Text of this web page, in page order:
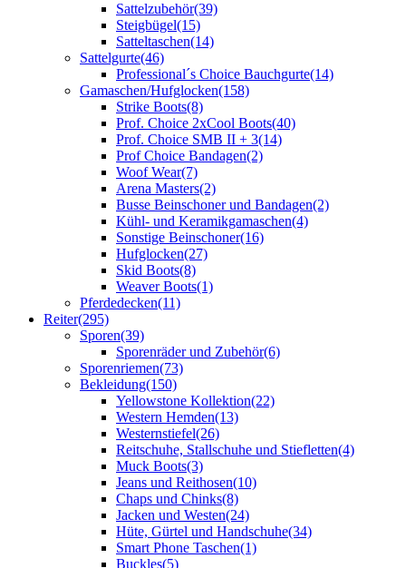
Sattelzubehör(39)
Steigbügel(15)
Satteltaschen(14)
Sattelgurte(46)
Professional´s Choice Bauchgurte(14)
Gamaschen/Hufglocken(158)
Strike Boots(8)
Prof. Choice 2xCool Boots(40)
Prof. Choice SMB II + 3(14)
Prof Choice Bandagen(2)
Woof Wear(7)
Arena Masters(2)
Busse Beinschoner und Bandagen(2)
Kühl- und Keramikgamaschen(4)
Sonstige Beinschoner(16)
Hufglocken(27)
Skid Boots(8)
Weaver Boots(1)
Pferdedecken(11)
Reiter(295)
Sporen(39)
Sporenräder und Zubehör(6)
Sporenriemen(73)
Bekleidung(150)
Yellowstone Kollektion(22)
Western Hemden(13)
Westernstiefel(26)
Reitschuhe, Stallschuhe und Stiefletten(4)
Muck Boots(3)
Jeans und Reithosen(10)
Chaps und Chinks(8)
Jacken und Westen(24)
Hüte, Gürtel und Handschuhe(34)
Smart Phone Taschen(1)
Buckles(5)